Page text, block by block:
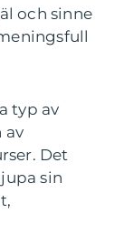
och sinne
typ av
av
Det
sin